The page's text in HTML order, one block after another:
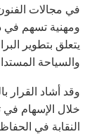
في مجالات
ومهنية تسهم في
يتعلق بتطوير
والسياحة
وقد أشاد القرار
خلال الإسهام
النقابة في